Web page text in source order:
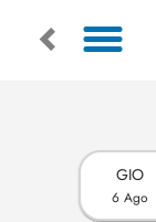
GIO
6 Ago